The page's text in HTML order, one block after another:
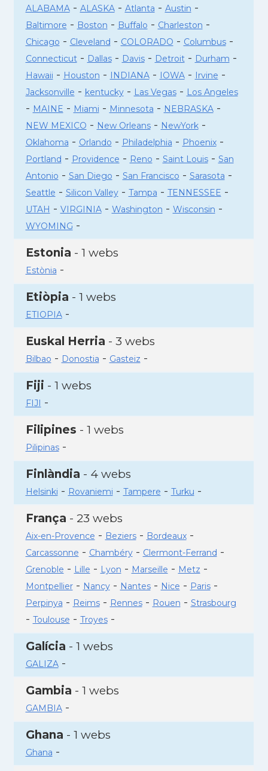
ALABAMA- ALASKA- Atlanta - Austin -
Baltimore - Boston - Buffalo - Charleston -
Chicago - Cleveland - COLORADO - Columbus-
Connecticut- Dallas- Davis- Detroit- Durham -
Hawaii - Houston - INDIANA- IOWA- Irvine -
Jacksonville - kentucky- Las Vegas- Los Angeles
- MAINE - Miami - Minnesota - NEBRASKA-
NEW MEXICO - New Orleans- NewYork-
Oklahoma - Orlando - Philadelphia - Phoenix-
Portland - Providence - Reno - Saint Louis- San
Antonio - San Diego - San Francisco - Sarasota -
Seattle - Silicon Valley- Tampa - TENNESSEE -
UTAH - VIRGINIA- Washington - Wisconsin -
WYOMING -
Estonia - 1 webs
Estònia -
Etiòpia - 1 webs
ETIOPIA-
Euskal Herria - 3 webs
Bilbao - Donostia - Gasteiz -
Fiji - 1 webs
FIJI -
Filipines - 1 webs
Pilipinas-
Finlàndia - 4 webs
Helsinki - Rovaniemi - Tampere - Turku -
França - 23 webs
Aix-en-Provence - Beziers- Bordeaux-
Carcassonne - Chambéry- Clermont-Ferrand -
Grenoble - Lille - Lyon - Marseille - Metz -
Montpellier- Nancy- Nantes- Nice - Paris-
Perpinya - Reims- Rennes- Rouen - Strasbourg
- Toulouse - Troyes-
Galícia - 1 webs
GALIZA-
Gambia - 1 webs
GAMBIA-
Ghana - 1 webs
Ghana -